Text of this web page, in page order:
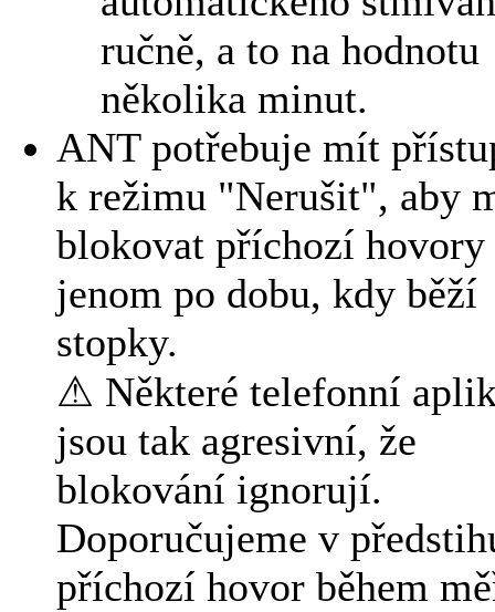
ručně, a to na hodnotu
několika minut.
ANT potřebuje mít
k režimu "Nerušit", aby
blokovat příchozí hovory
jenom po dobu, kdy běží
stopky.
⚠ Některé telefonní
jsou tak agresivní, že
blokování ignorují.
Doporučujeme v
příchozí hovor během